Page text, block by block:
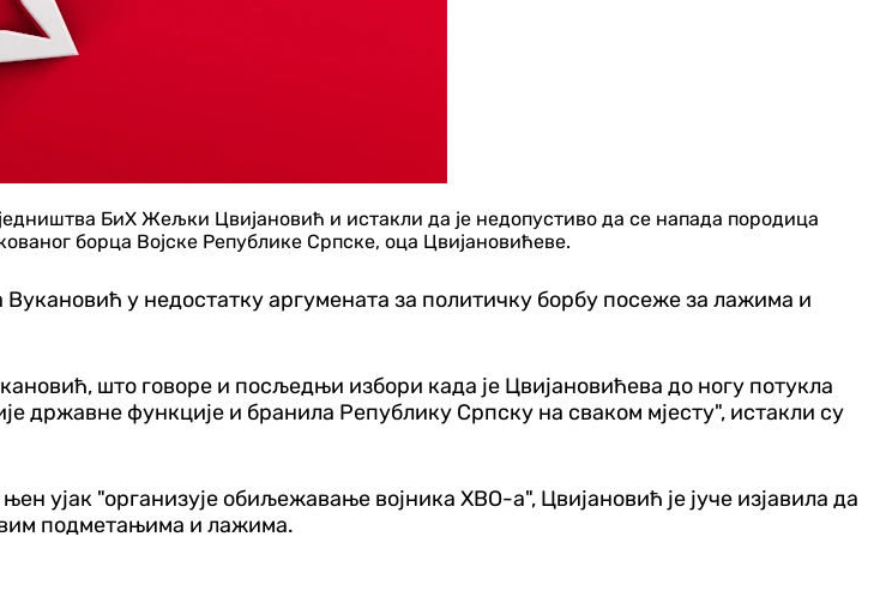
БиХ Жељки Цвијановић и истакли да је недопустиво да се напада породица
борца Војске Републике Српске, оца Цвијановићеве.
у недостатку аргумената за политичку борбу посеже за лажима и
што говоре и посљедњи избори када је Цвијановићева до ногу потукла
државне функције и бранила Републику Српску на сваком мјесту", истакли су
ујак "организује обиљежавање војника ХВО-а", Цвијановић је јуче изјавила да
подметањима и лажима.